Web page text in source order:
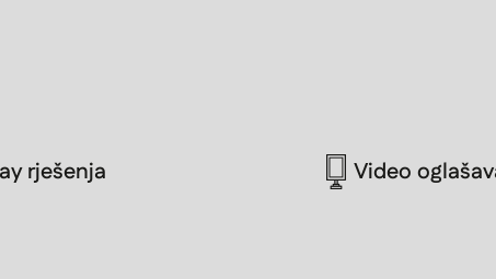
rješenja
Video